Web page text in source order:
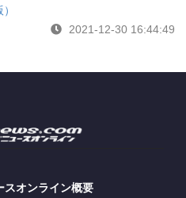
2021-12-30 16:44:49
スオンライン概要